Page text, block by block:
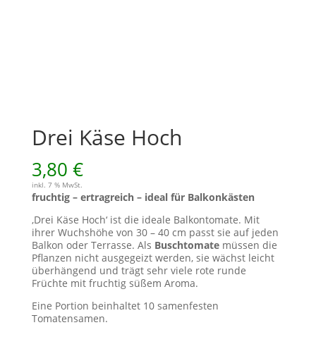
Drei Käse Hoch
3,80 €
inkl. 7 % MwSt.
fruchtig – ertragreich – ideal für Balkonkästen
‚Drei Käse Hoch‘ ist die ideale Balkontomate. Mit
ihrer Wuchshöhe von 30 – 40 cm passt sie auf jeden
Balkon oder Terrasse. Als Buschtomatemüssen die
Pflanzen nicht ausgegeizt werden, sie wächst leicht
überhängend und trägt sehr viele rote runde
Früchte mit fruchtig süßem Aroma.
Eine Portion beinhaltet 10 samenfesten
Tomatensamen.